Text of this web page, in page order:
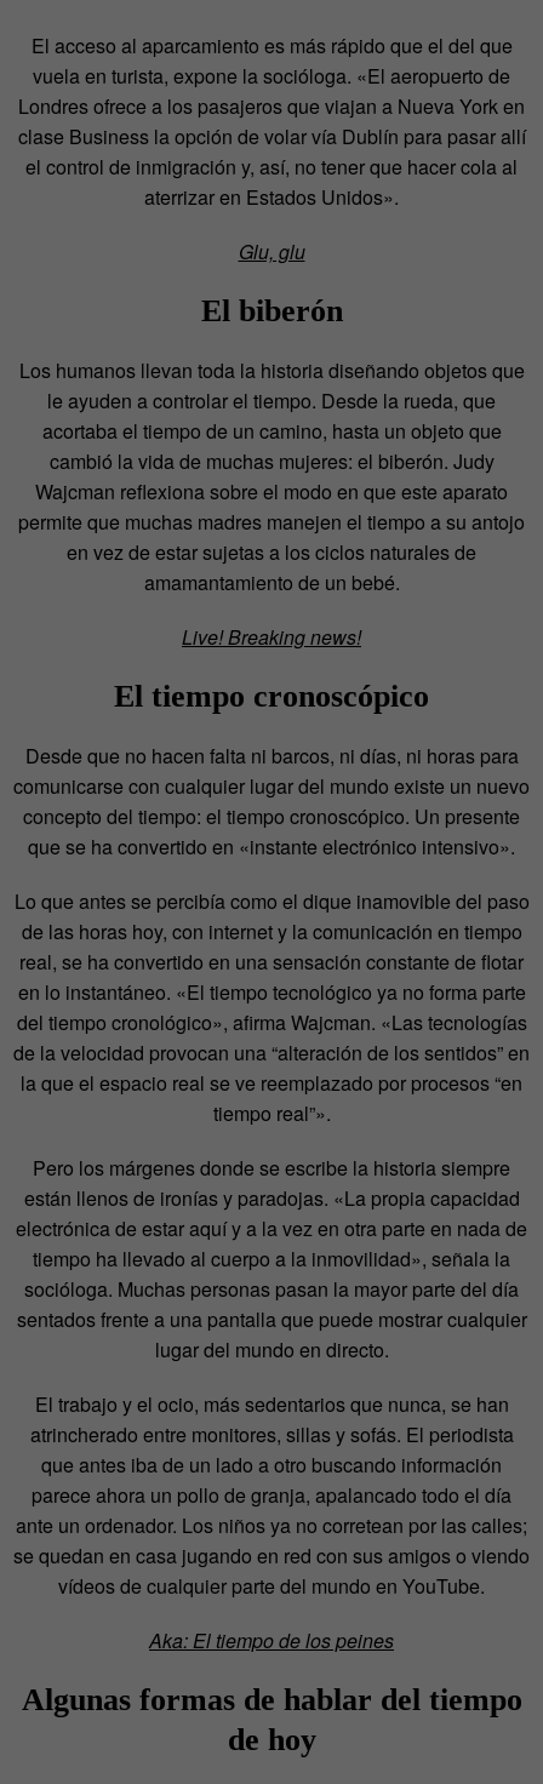
El acceso al aparcamiento es más rápido que el del que
vuela en turista, expone la socióloga. «El aeropuerto de
Londres ofrece a los pasajeros que viajan a Nueva York en
clase Business la opción de volar vía Dublín para pasar allí
el control de inmigración y, así, no tener que hacer cola al
aterrizar en Estados Unidos».
Glu, glu
El biberón
Los humanos llevan toda la historia diseñando objetos que
le ayuden a controlar el tiempo. Desde la rueda, que
acortaba el tiempo de un camino, hasta un objeto que
cambió la vida de muchas mujeres: el biberón. Judy
Wajcman reflexiona sobre el modo en que este aparato
permite que muchas madres manejen el tiempo a su antojo
en vez de estar sujetas a los ciclos naturales de
amamantamiento de un bebé.
Live! Breaking news!
El tiempo cronoscópico
Desde que no hacen falta ni barcos, ni días, ni horas para
comunicarse con cualquier lugar del mundo existe un nuevo
concepto del tiempo: el tiempo cronoscópico. Un presente
que se ha convertido en «instante electrónico intensivo».
Lo que antes se percibía como el dique inamovible del paso
de las horas hoy, con internet y la comunicación en tiempo
real, se ha convertido en una sensación constante de flotar
en lo instantáneo. «El tiempo tecnológico ya no forma parte
del tiempo cronológico», afirma Wajcman. «Las tecnologías
de la velocidad provocan una “alteración de los sentidos” en
la que el espacio real se ve reemplazado por procesos “en
tiempo real”».
Pero los márgenes donde se escribe la historia siempre
están llenos de ironías y paradojas. «La propia capacidad
electrónica de estar aquí y a la vez en otra parte en nada de
tiempo ha llevado al cuerpo a la inmovilidad», señala la
socióloga. Muchas personas pasan la mayor parte del día
sentados frente a una pantalla que puede mostrar cualquier
lugar del mundo en directo.
El trabajo y el ocio, más sedentarios que nunca, se han
atrincherado entre monitores, sillas y sofás. El periodista
que antes iba de un lado a otro buscando información
parece ahora un pollo de granja, apalancado todo el día
ante un ordenador. Los niños ya no corretean por las calles;
se quedan en casa jugando en red con sus amigos o viendo
vídeos de cualquier parte del mundo en YouTube.
Aka: El tiempo de los peines
Algunas formas de hablar del tiempo
de hoy